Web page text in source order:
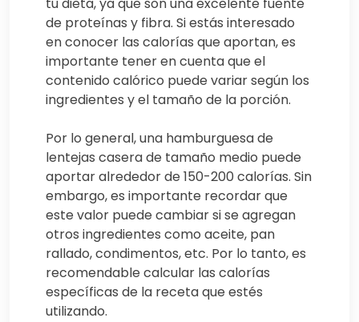
tu dieta, ya que son una excelente fuente
de proteínas y fibra. Si estás interesado
en conocer las calorías que aportan, es
importante tener en cuenta que el
contenido calórico puede variar según los
ingredientes y el tamaño de la porción.
Por lo general, una hamburguesa de
lentejas casera de tamaño medio puede
aportar alrededor de 150-200 calorías. Sin
embargo, es importante recordar que
este valor puede cambiar si se agregan
otros ingredientes como aceite, pan
rallado, condimentos, etc. Por lo tanto, es
recomendable calcular las calorías
específicas de la receta que estés
utilizando.